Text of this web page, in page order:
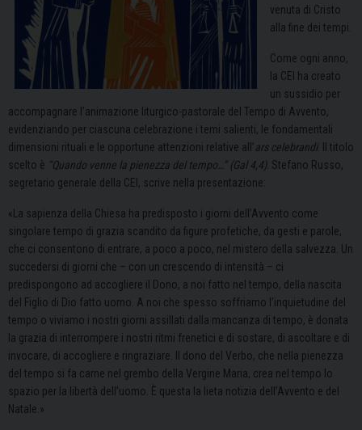
venuta di Cristo
alla fine dei tempi.
Come ogni anno,
la CEI ha creato
un sussidio per
accompagnare l’animazione liturgico-pastorale del Tempo di Avvento,
evidenziando per ciascuna celebrazione i temi salienti, le fondamentali
dimensioni rituali e le opportune attenzioni relative all’ars celebrandi. Il titolo
scelto è “Quando venne la pienezza del tempo…” (Gal 4,4). Stefano Russo,
segretario generale della CEI, scrive nella presentazione:
«La sapienza della Chiesa ha predisposto i giorni dell’Avvento come
singolare tempo di grazia scandito da figure profetiche, da gesti e parole,
che ci consentono di entrare, a poco a poco, nel mistero della salvezza. Un
succedersi di giorni che – con un crescendo di intensità – ci
predispongono ad accogliere il Dono, a noi fatto nel tempo, della nascita
del Figlio di Dio fatto uomo. A noi che spesso soffriamo l’inquietudine del
tempo o viviamo i nostri giorni assillati dalla mancanza di tempo, è donata
la grazia di interrompere i nostri ritmi frenetici e di sostare, di ascoltare e di
invocare, di accogliere e ringraziare. Il dono del Verbo, che nella pienezza
del tempo si fa carne nel grembo della Vergine Maria, crea nel tempo lo
spazio per la libertà dell’uomo. È questa la lieta notizia dell’Avvento e del
Natale.»